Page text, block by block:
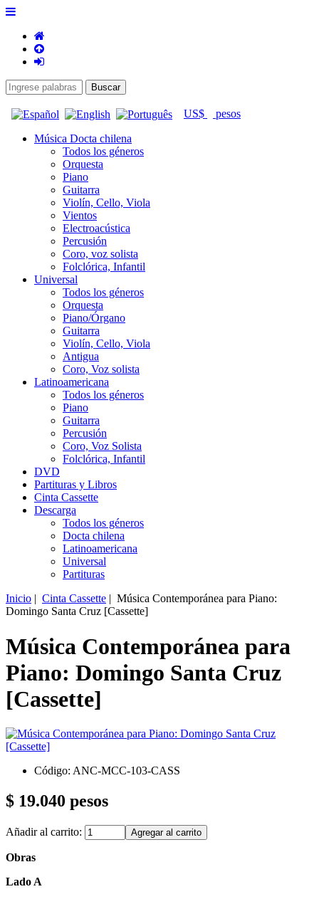
US$ pesos
Música Docta chilena
Todos los géneros
Orquesta
Piano
Guitarra
Violín, Cello, Viola
Vientos
Electroacústica
Percusión
Coro, voz solista
Folclórica, Infantil
Universal
Todos los géneros
Orquesta
Piano/Órgano
Guitarra
Violín, Cello, Viola
Antigua
Coro, Voz solista
Latinoamericana
Todos los géneros
Piano
Guitarra
Percusión
Coro, Voz Solista
Folclórica, Infantil
DVD
Partituras y Libros
Cinta Cassette
Descarga
Todos los géneros
Docta chilena
Latinoamericana
Universal
Partituras
Inicio | Cinta Cassette | Música Contemporánea para Piano:
Domingo Santa Cruz [Cassette]
Música Contemporánea para
Piano: Domingo Santa Cruz
[Cassette]
Código: ANC-MCC-103-CASS
$ 19.040 pesos
Añadir al carrito:
Obras
Lado A